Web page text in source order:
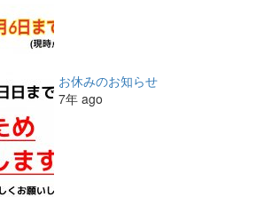
お休みのお知らせ
7年 ago